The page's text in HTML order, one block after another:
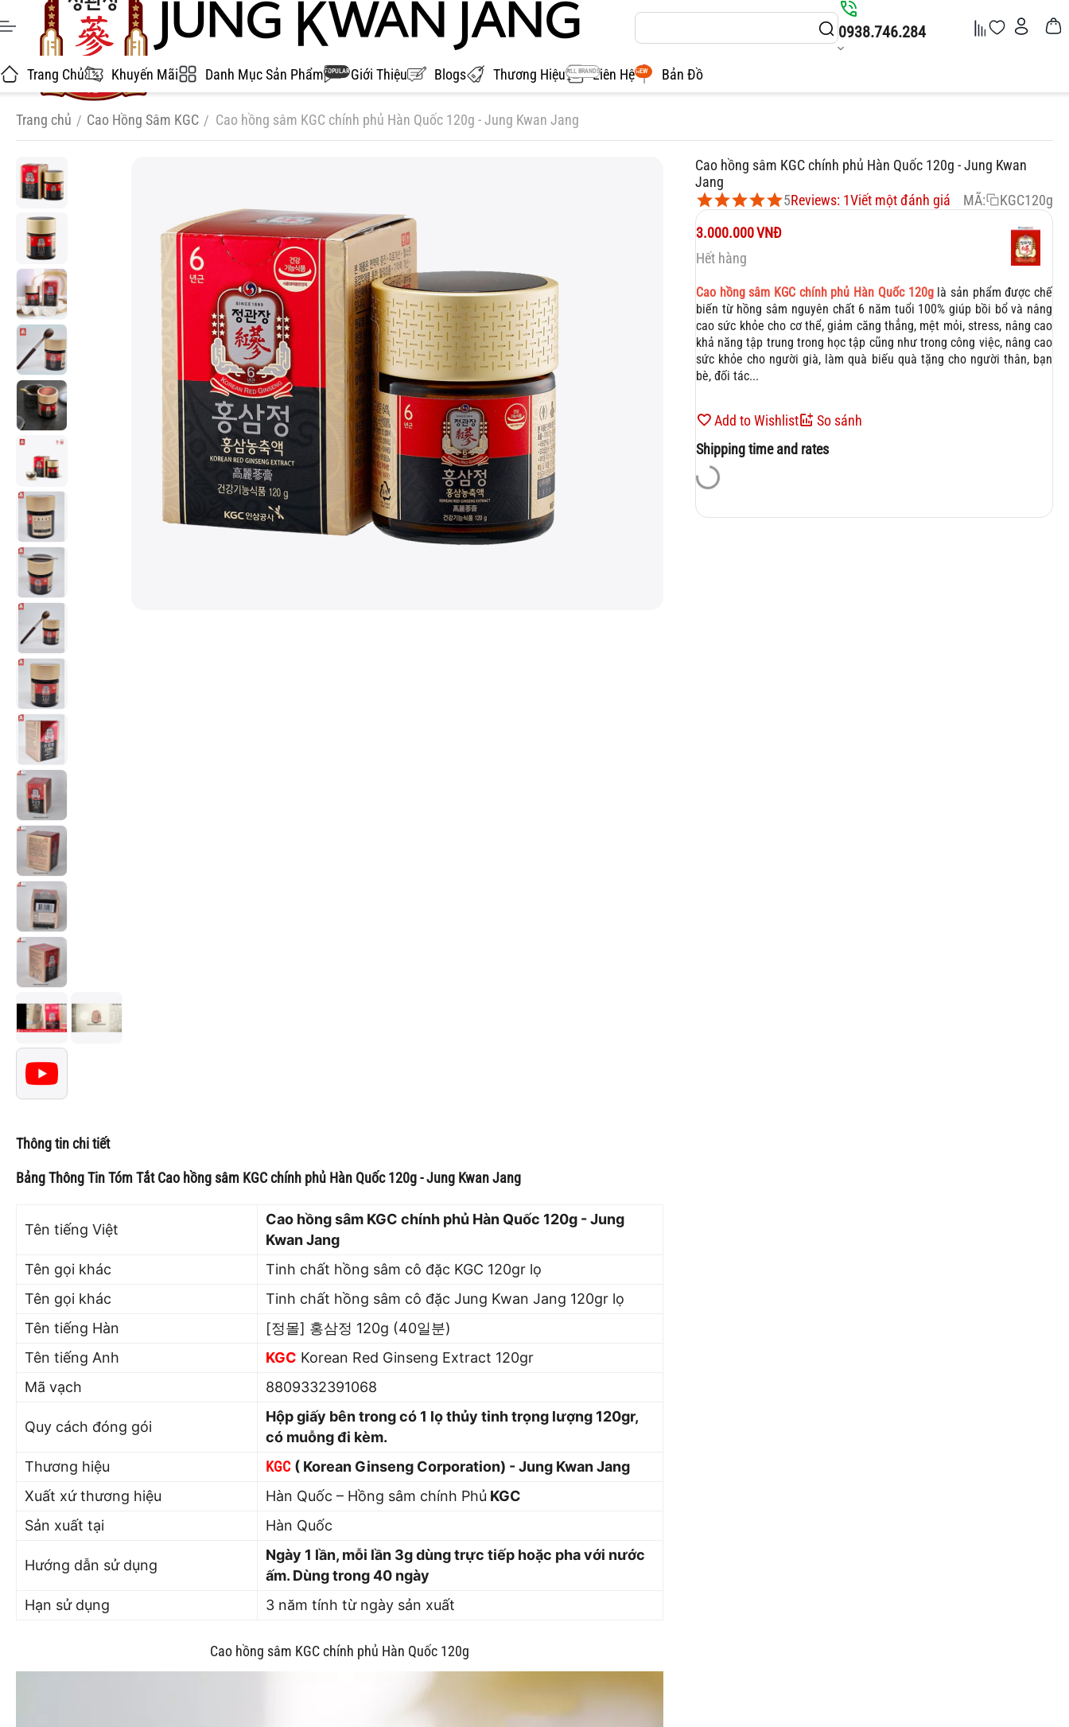
0938.746.284
Trang Chủ Khuyến Mãi Danh Mục Sản Phẩm POPULAR Giới Thiệu Blogs Thương Hiệu ALL BRANDSLiên HệNEW Bản Đồ
Trang chủ / Cao Hồng Sâm KGC / Cao hồng sâm KGC chính phủ Hàn Quốc 120g - Jung Kwan Jang
Cao hồng sâm KGC chính phủ Hàn Quốc 120g - Jung Kwan
Jang
5Reviews: 1Viết một đánh giá MÃ:
KGC120g
3.000.000VNĐ
Hết hàng
Cao hồng sâm KGC chính phủ Hàn Quốc 120glà sản phẩm được chế
biến từ hồng sâm nguyên chất 6 năm tuổi 100% giúp bồi bổ và nâng
cao sức khỏe cho cơ thể, giảm căng thẳng, mệt mỏi, stress, nâng cao
khả năng tập trung trong học tập cũng như trong công việc, nâng cao
sức khỏe cho người già, làm quà biếu quà tặng cho người thân, bạn
bè, đối tác...
Add to Wishlist
So sánh
Shipping time and rates
Thông tin chi tiết
Bảng Thông Tin Tóm Tắt Cao hồng sâm KGC chính phủ Hàn Quốc 120g - Jung Kwan Jang
Tên tiếng Việt
Cao hồng sâm KGC chính phủ Hàn Quốc 120g - Jung
Kwan Jang
Tên gọi khác
Tinh chất hồng sâm cô đặc KGC 120gr lọ
Tên gọi khác
Tinh chất hồng sâm cô đặc Jung Kwan Jang 120gr lọ
Tên tiếng Hàn
[정몰] 홍삼정 120g (40일분)
Tên tiếng Anh
KGC Korean Red Ginseng Extract 120gr
Mã vạch
8809332391068
Quy cách đóng gói
Hộp giấy bên trong có 1 lọ thủy tinh trọng lượng 120gr,
có muỗng đi kèm.
Thương hiệu
KGC ( Korean Ginseng Corporation) - Jung Kwan Jang
Xuất xứ thương hiệu
Hàn Quốc – Hồng sâm chính Phủ KGC
Sản xuất tại
Hàn Quốc
Hướng dẫn sử dụng
Ngày 1 lần, mỗi lần 3g dùng trực tiếp hoặc pha với nước
ấm. Dùng trong 40 ngày
Hạn sử dụng
3 năm tính từ ngày sản xuất
Cao hồng sâm KGC chính phủ Hàn Quốc 120g